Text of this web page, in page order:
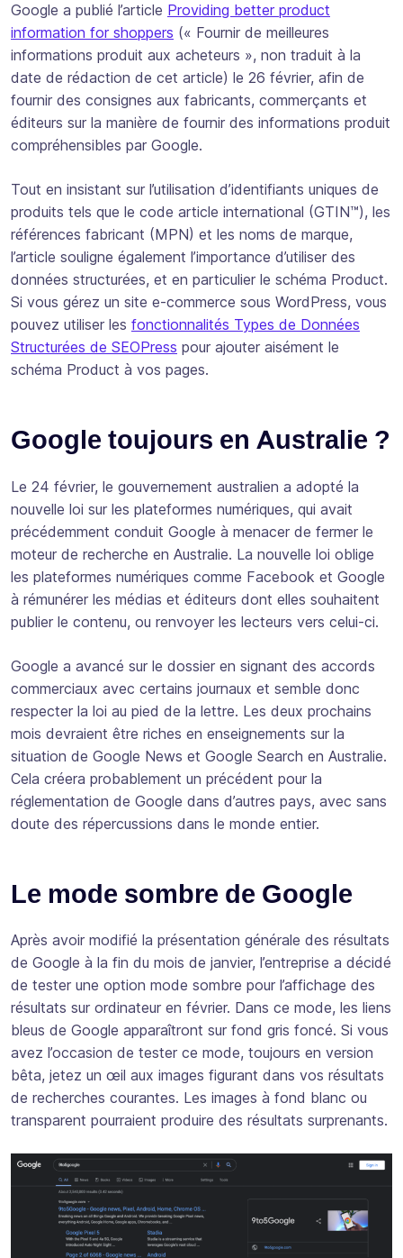
Google a publié l’article Providing better product
information for shoppers (« Fournir de meilleures
informations produit aux acheteurs », non traduit à la
date de rédaction de cet article) le 26 février, afin de
fournir des consignes aux fabricants, commerçants et
éditeurs sur la manière de fournir des informations produit
compréhensibles par Google.
Tout en insistant sur l’utilisation d’identifiants uniques de
produits tels que le code article international (GTIN™), les
références fabricant (MPN) et les noms de marque,
l’article souligne également l’importance d’utiliser des
données structurées, et en particulier le schéma Product.
Si vous gérez un site e-commerce sous WordPress, vous
pouvez utiliser les fonctionnalités Types de Données
Structurées de SEOPress pour ajouter aisément le
schéma Product à vos pages.
Google toujours en Australie ?
Le 24 février, le gouvernement australien a adopté la
nouvelle loi sur les plateformes numériques, qui avait
précédemment conduit Google à menacer de fermer le
moteur de recherche en Australie. La nouvelle loi oblige
les plateformes numériques comme Facebook et Google
à rémunérer les médias et éditeurs dont elles souhaitent
publier le contenu, ou renvoyer les lecteurs vers celui-ci.
Google a avancé sur le dossier en signant des accords
commerciaux avec certains journaux et semble donc
respecter la loi au pied de la lettre. Les deux prochains
mois devraient être riches en enseignements sur la
situation de Google News et Google Search en Australie.
Cela créera probablement un précédent pour la
réglementation de Google dans d’autres pays, avec sans
doute des répercussions dans le monde entier.
Le mode sombre de Google
Après avoir modifié la présentation générale des résultats
de Google à la fin du mois de janvier, l’entreprise a décidé
de tester une option mode sombre pour l’affichage des
résultats sur ordinateur en février. Dans ce mode, les liens
bleus de Google apparaîtront sur fond gris foncé. Si vous
avez l’occasion de tester ce mode, toujours en version
bêta, jetez un œil aux images figurant dans vos résultats
de recherches courantes. Les images à fond blanc ou
transparent pourraient produire des résultats surprenants.